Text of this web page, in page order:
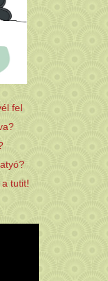
fel
tutit!